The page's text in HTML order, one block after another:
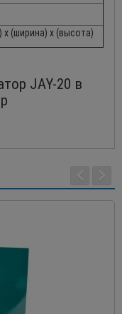
х (ширина) х (высота)
JAY-20 в